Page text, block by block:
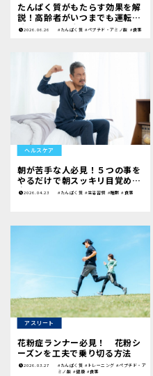
たんぱく質がもたらす効果を解
説！高齢者がいつまでも運転を
続けるために大切なこと
2026.06.26 #たんぱく質 #ペプチド・アミノ酸 #食事
ヘルスケア
朝が苦手な人必見！５つの事を
やるだけで朝スッキリ目覚める
方法
2026.04.23 #たんぱく質 #生活習慣 #睡眠 #食事
アスリート
花粉症ランナー必見！ 花粉シ
ーズンを工夫で乗り切る方法
2026.03.27 #たんぱく質 #トレーニング #ペプチド・ア
ミノ酸 #健康 #食事